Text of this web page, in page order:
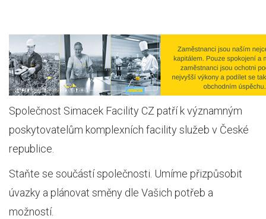
Společnost Simacek Facility CZ patří k významným
poskytovatelům komplexních facility služeb v České
republice.
Staňte se součástí společnosti. Umíme přizpůsobit
úvazky a plánovat směny dle Vašich potřeb a
možností.